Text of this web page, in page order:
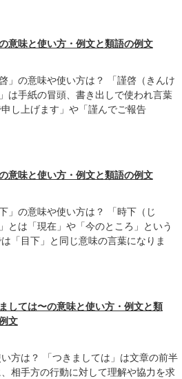
意味と使い方・例文と類語の例文
啓」の意味や使い方は？ 「謹啓（きんけ
は手紙の冒頭、書き出しで使われ言葉
し上げます」や「謹んでご報告
意味と使い方・例文と類語の例文
下」の意味や使い方は？ 「時下（じ
とは「現在」や「今のところ」という
「目下」と同じ意味の言葉になりま
しては〜の意味と使い方・例文と類
文
い方は？ 「つきましては」は文章の前半
相手方の行動に対して理解や協力を求